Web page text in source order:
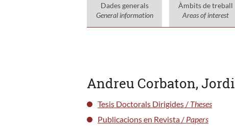
Dades generals
General information
Àmbits de treball
Areas of interest
Andreu Corbaton, Jordi
Tesis Doctorals Dirigides / Theses
Publicacions en Revista / Papers